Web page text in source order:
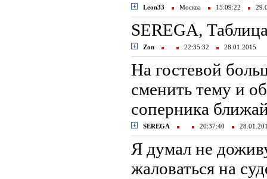
Leon33 Москва 15:09:22
SEREGA,
Zon 22:35:32 28.01.2015
На гостевой
сменить тему и
соперника
SEREGA 20:37:40
Я думал не
жаловаться на